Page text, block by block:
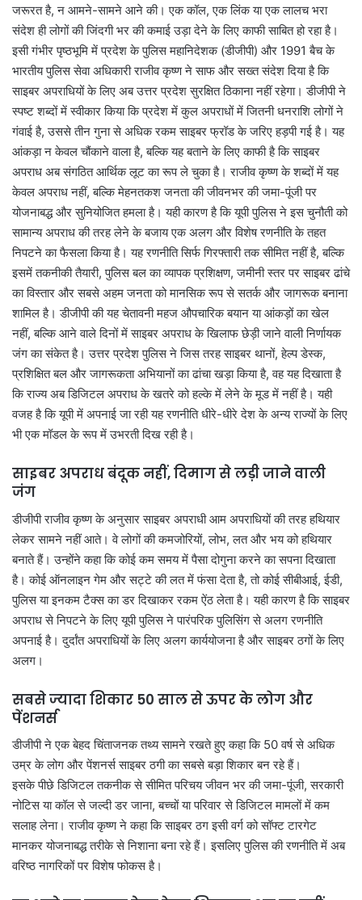
जरूरत है, न आमने-सामने आने की। एक कॉल, एक लिंक या एक लालच भरा
संदेश ही लोगों की जिंदगी भर की कमाई उड़ा देने के लिए काफी साबित हो रहा है।
इसी गंभीर पृष्ठभूमि में प्रदेश के पुलिस महानिदेशक (डीजीपी) और 1991 बैच के
भारतीय पुलिस सेवा अधिकारी राजीव कृष्ण ने साफ और सख्त संदेश दिया है कि
साइबर अपराधियों के लिए अब उत्तर प्रदेश सुरक्षित ठिकाना नहीं रहेगा। डीजीपी ने
स्पष्ट शब्दों में स्वीकार किया कि प्रदेश में कुल अपराधों में जितनी धनराशि लोगों ने
गंवाई है, उससे तीन गुना से अधिक रकम साइबर फ्रॉड के जरिए हड़पी गई है। यह
आंकड़ा न केवल चौंकाने वाला है, बल्कि यह बताने के लिए काफी है कि साइबर
अपराध अब संगठित आर्थिक लूट का रूप ले चुका है। राजीव कृष्ण के शब्दों में यह
केवल अपराध नहीं, बल्कि मेहनतकश जनता की जीवनभर की जमा-पूंजी पर
योजनाबद्ध और सुनियोजित हमला है। यही कारण है कि यूपी पुलिस ने इस चुनौती को
सामान्य अपराध की तरह लेने के बजाय एक अलग और विशेष रणनीति के तहत
निपटने का फैसला किया है। यह रणनीति सिर्फ गिरफ्तारी तक सीमित नहीं है, बल्कि
इसमें तकनीकी तैयारी, पुलिस बल का व्यापक प्रशिक्षण, जमीनी स्तर पर साइबर ढांचे
का विस्तार और सबसे अहम जनता को मानसिक रूप से सतर्क और जागरूक बनाना
शामिल है। डीजीपी की यह चेतावनी महज औपचारिक बयान या आंकड़ों का खेल
नहीं, बल्कि आने वाले दिनों में साइबर अपराध के खिलाफ छेड़ी जाने वाली निर्णायक
जंग का संकेत है। उत्तर प्रदेश पुलिस ने जिस तरह साइबर थानों, हेल्प डेस्क,
प्रशिक्षित बल और जागरूकता अभियानों का ढांचा खड़ा किया है, वह यह दिखाता है
कि राज्य अब डिजिटल अपराध के खतरे को हल्के में लेने के मूड में नहीं है। यही
वजह है कि यूपी में अपनाई जा रही यह रणनीति धीरे-धीरे देश के अन्य राज्यों के लिए
भी एक मॉडल के रूप में उभरती दिख रही है।
साइबर अपराध बंदूक नहीं, दिमाग से लड़ी जाने वाली
जंग
डीजीपी राजीव कृष्ण के अनुसार साइबर अपराधी आम अपराधियों की तरह हथियार
लेकर सामने नहीं आते। वे लोगों की कमजोरियों, लोभ, लत और भय को हथियार
बनाते हैं। उन्होंने कहा कि कोई कम समय में पैसा दोगुना करने का सपना दिखाता
है। कोई ऑनलाइन गेम और सट्टे की लत में फंसा देता है, तो कोई सीबीआई, ईडी,
पुलिस या इनकम टैक्स का डर दिखाकर रकम ऐंठ लेता है। यही कारण है कि साइबर
अपराध से निपटने के लिए यूपी पुलिस ने पारंपरिक पुलिसिंग से अलग रणनीति
अपनाई है। दुर्दांत अपराधियों के लिए अलग कार्ययोजना है और साइबर ठगों के लिए
अलग।
सबसे ज्यादा शिकार 50 साल से ऊपर के लोग और
पेंशनर्स
डीजीपी ने एक बेहद चिंताजनक तथ्य सामने रखते हुए कहा कि 50 वर्ष से अधिक
उम्र के लोग और पेंशनर्स साइबर ठगी का सबसे बड़ा शिकार बन रहे हैं।
इसके पीछे डिजिटल तकनीक से सीमित परिचय जीवन भर की जमा-पूंजी, सरकारी
नोटिस या कॉल से जल्दी डर जाना, बच्चों या परिवार से डिजिटल मामलों में कम
सलाह लेना। राजीव कृष्ण ने कहा कि साइबर ठग इसी वर्ग को सॉफ्ट टारगेट
मानकर योजनाबद्ध तरीके से निशाना बना रहे हैं। इसलिए पुलिस की रणनीति में अब
वरिष्ठ नागरिकों पर विशेष फोकस है।